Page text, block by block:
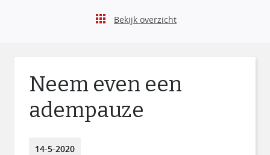
Bekijk overzicht
Neem even een
adempauze
14-5-2020